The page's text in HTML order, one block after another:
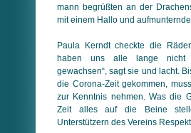
mann begrüßten an der
mit einem Hallo und
Paula Kerndt checkte die
haben uns alle lange nicht
gewachsen“, sagt sie und lacht.
die Corona-Zeit ge­kom­men,
zur Kenntnis neh­men. Was die
Zeit alles auf die Beine
Unterstützern des Vereins